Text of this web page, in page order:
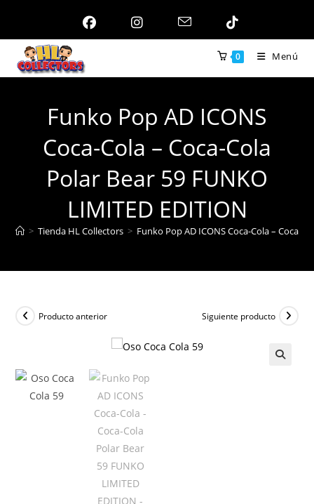
contenido
0 Menú
Funko Pop AD ICONS
Coca-Cola – Coca-Cola
Polar Bear 59 FUNKO
LIMITED EDITION
> Tienda HL Collectors > Funko Pop AD ICONS Coca-Cola – Coca-
Producto anterior Siguiente producto